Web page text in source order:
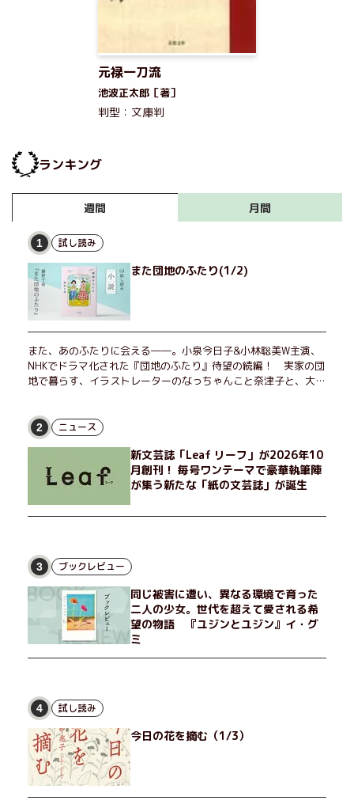
元禄一刀流
池波正太郎［著］
判型：文庫判
ランキング
週間 月間
1 試し読み
また団地のふたり(1/2)
また、あのふたりに会える――。小泉今日子&小林聡美W主演、
NHKでドラマ化された『団地のふたり』待望の続編！ 実家の団
地で暮らす、イラストレーターのなっちゃんこと奈津子と、大学
げたり、部屋でふたりだけの「台湾映画祭」を催したり。50代
独身、幼なじみの変わらぬ友情とささやかな幸せの日々を描く。
2 ニュース
新文芸誌「Leaf リーフ」が2026年10
月創刊！ 毎号ワンテーマで豪華執筆陣
が集う新たな「紙の文芸誌」が誕生
3 ブックレビュー
同じ被害に遭い、異なる環境で育った
二人の少女。世代を超えて愛される希
望の物語 『ユジンとユジン』イ・グ
ミ
4 試し読み
今日の花を摘む（1/3）